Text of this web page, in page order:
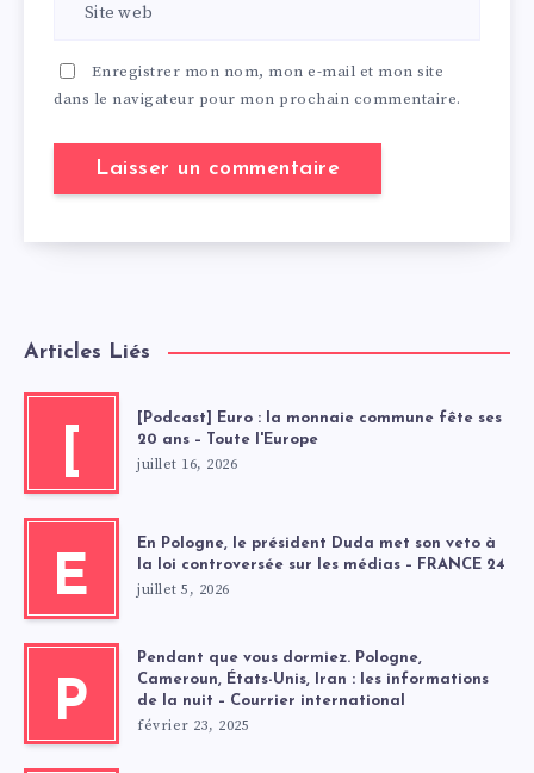
Enregistrer mon nom, mon e-mail et mon site
dans le navigateur pour mon prochain commentaire.
Articles Liés
[
[Podcast] Euro : la monnaie commune fête ses
20 ans – Toute l'Europe
juillet 16, 2026
E
En Pologne, le président Duda met son veto à
la loi controversée sur les médias – FRANCE 24
juillet 5, 2026
P
Pendant que vous dormiez. Pologne,
Cameroun, États-Unis, Iran : les informations
de la nuit – Courrier international
février 23, 2025